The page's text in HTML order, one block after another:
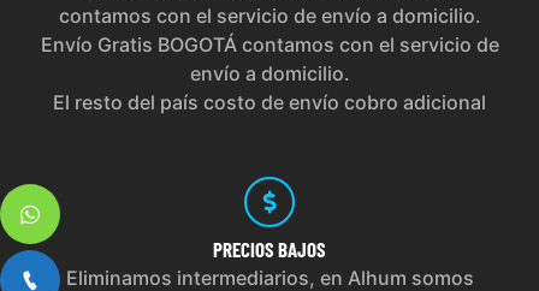
contamos con el servicio de envío a domicilio.
Envío Gratis BOGOTÁ contamos con el servicio de
envío a domicilio.
El resto del país costo de envío cobro adicional
PRECIOS BAJOS
Eliminamos intermediarios, en Alhum somos